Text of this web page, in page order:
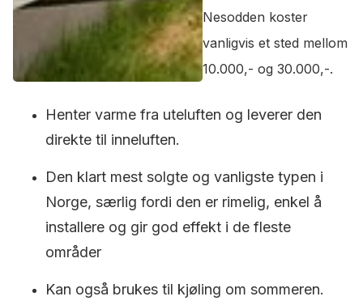
Nesodden koster
vanligvis et sted mellom
10.000,- og 30.000,-.
Henter varme fra uteluften og leverer den
direkte til inneluften.
Den klart mest solgte og vanligste typen i
Norge, særlig fordi den er rimelig, enkel å
installere og gir god effekt i de fleste
områder
Kan også brukes til kjøling om sommeren.